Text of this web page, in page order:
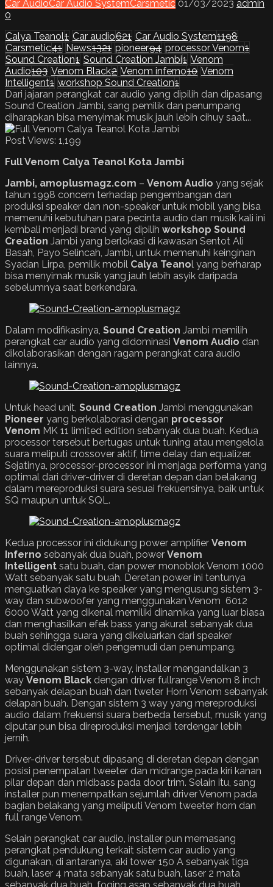
Car AudioCar Audio SystemCarsmetic 01/03/2023 admin
0
Calya Teanol1 Car audio621 Car Audio System1198
Carsmetic41 News1321 pioneer94 processor Venom1
Sound Creation1 Sound Creation Jambi1 Venom
Audio103 Venom Black2 Venom inferno10 Venom
Intelligent1 workshop Sound Creation1
Dari jajaran perangkat car audio yang dipilih dan dipasang
Sound Creation Jambi, sang pemilik dan penumpang
diharapkan bisa menyimak musik jauh lebih cihuy saat...
Post Views: 1,199
Full Venom Calya Teanol Kota Jambi
Jambi, amoplusmagz.com – Venom Audio yang sejak
tahun 1998 concern terhadap pengembangan dan
produksi speaker dan non-speaker untuk mobil yang bisa
memenuhi kebutuhan para pecinta audio dan musik kali ini
kembali menjadi brand yang dipilih workshop Sound
Creation Jambi yang berlokasi di kawasan Sentot Ali
Basah, Payo Selincah, Jambi, untuk memenuhi keinginan
Syadan Lirpa, pemilik mobil Calya Teanol yang berharap
bisa menyimak musik yang jauh lebih asyik daripada
sebelumnya saat berkendara.
Dalam modifikasinya, Sound Creation Jambi memilih
perangkat car audio yang didominasi Venom Audio dan
dikolaborasikan dengan ragam perangkat cara audio
lainnya.
Untuk head unit, Sound Creation Jambi menggunakan
Pioneer yang berkolaborasi dengan processor
Venom MK 11 limited edition sebanyak dua buah. Kedua
processor tersebut bertugas untuk tuning atau mengelola
suara meliputi crossover aktif, time delay dan equalizer.
Sejatinya, processor-processor ini menjaga performa yang
optimal dari driver-driver di deretan depan dan belakang
dalam mereproduksi suara sesuai frekuensinya, baik untuk
SQ maupun untuk SQL.
Kedua processor ini didukung power amplifier Venom
Inferno sebanyak dua buah, power Venom
Intelligent satu buah, dan power monoblok Venom 1000
Watt sebanyak satu buah. Deretan power ini tentunya
menguatkan daya ke speaker yang mengusung sistem 3-
way dan subwoofer yang menggunakan Venom 6012
6000 Watt yang dikenal memiliki dinamika yang luar biasa
dan menghasilkan efek bass yang akurat sebanyak dua
buah sehingga suara yang dikeluarkan dari speaker
optimal didengar oleh pengemudi dan penumpang.
Menggunakan sistem 3-way, installer mengandalkan 3
way Venom Black dengan driver fullrange Venom 8 inch
sebanyak delapan buah dan tweter Horn Venom sebanyak
delapan buah. Dengan sistem 3 way yang mereproduksi
audio dalam frekuensi suara berbeda tersebut, musik yang
diputar pun bisa direproduksi menjadi terdengar lebih
jernih.
Driver-driver tersebut dipasang di deretan depan dengan
posisi penempatan tweeter dan midrange pada kiri kanan
pilar depan dan midbass pada door trim. Selain itu, sang
installer pun menempatkan sejumlah driver Venom pada
bagian belakang yang meliputi Venom tweeter horn dan
full range Venom.
Selain perangkat car audio, installer pun memasang
perangkat pendukung terkait sistem car audio yang
digunakan, di antaranya, aki tower 150 A sebanyak tiga
buah, laser 4 mata sebanyak satu buah, laser 2 mata
sebanyak dua buah, foging asap sebanyak dua buah,